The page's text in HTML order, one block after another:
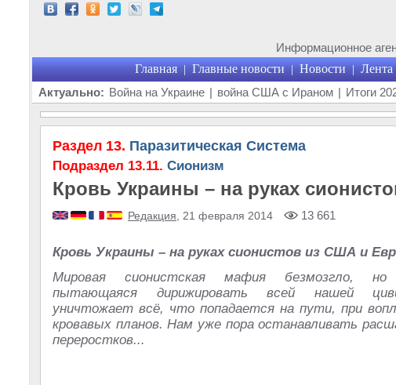
Информационное
Главная | Главные новости | Новости | Лента
Актуально: Война на Украине | война США с Ираном | Итоги
Раздел 13. Паразитическая Система
Подраздел 13.11. Сионизм
Кровь Украины – на руках
Редакция , 21 февраля 2014 13 661
Кровь Украины – на руках сионистов из США и
Мировая сионистская мафия безмозгло, но
пытающаяся дирижировать всей нашей
уничтожает всё, что попадается на пути, при
кровавых планов. Нам уже пора останавливать
переростков...